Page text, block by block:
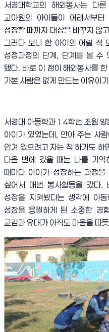
서경대학교의 해외봉사는 다
고아원의 아이들이 어려서부
성장할 때까지 대상을 바꾸지 않
그러다 보니 한 아이의 어릴 적
성정과정의 단계 , 단계를 볼 수
됐다. 바로 이 점이 해외봉사를
가본 사람은 없게 만드는 이유이
서경대 아동학과 14학번 조원 양
아이가 있었는데 ,안아 주는 사
안겨 있으려고 자는 척 하기도 하
다음 번에 갔을 때는 나를 기
때마다 아이가 성장하는 과정
싶어서 매번 봉사활동을 갔다.
성장을 지켜봤다는 생각에 아
성장을 응원하게 된 소중한 경
교감과 유대가 아직도 마음을 따